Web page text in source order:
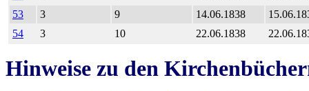
53
3 9 14.06.1838
54
3 10 22.06.1838
Hinweise zu den